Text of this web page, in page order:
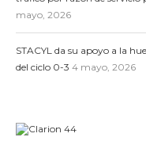
mayo, 2026
STACYL da su apoyo a la
del ciclo 0-3 4 mayo, 2026